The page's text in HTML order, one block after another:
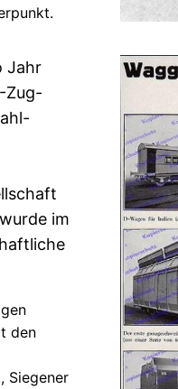
Jahr
Zug-
im
den
Siegener